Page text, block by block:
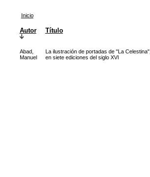
Inicio
Autor Título
Abad,
Manuel
La ilustración de portadas de "La Celestina",
en siete ediciones del siglo XVI